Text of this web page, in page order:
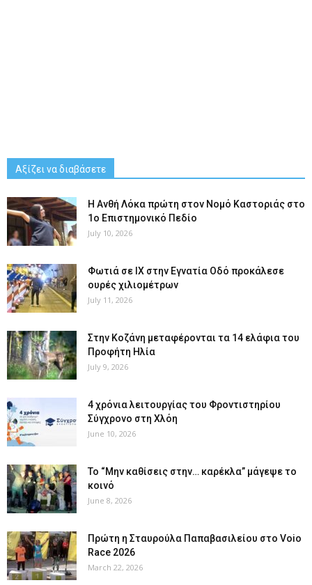
Αξίζει να διαβάσετε
Η Ανθή Λόκα πρώτη στον Νομό Καστοριάς στο
1ο Επιστημονικό Πεδίο
July 10, 2026
Φωτιά σε ΙΧ στην Εγνατία Οδό προκάλεσε
ουρές χιλιομέτρων
July 11, 2026
Στην Κοζάνη μεταφέρονται τα 14 ελάφια του
Προφήτη Ηλία
July 9, 2026
4 χρόνια λειτουργίας του Φροντιστηρίου
Σύγχρονο στη Χλόη
June 10, 2026
Το “Μην καθίσεις στην… καρέκλα” μάγεψε το
κοινό
June 8, 2026
Πρώτη η Σταυρούλα Παπαβασιλείου στο Voio
Race 2026
March 22, 2026